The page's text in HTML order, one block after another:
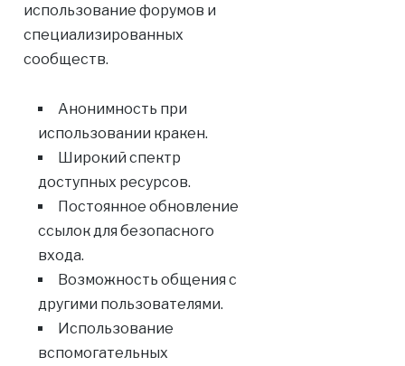
использование форумов и
специализированных
сообществ.
Анонимность при
использовании кракен.
Широкий спектр
доступных ресурсов.
Постоянное обновление
ссылок для безопасного
входа.
Возможность общения с
другими пользователями.
Использование
вспомогательных